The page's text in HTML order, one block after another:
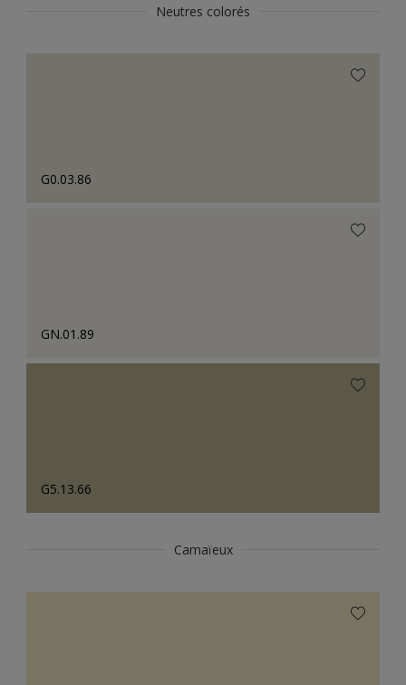
Neutres colorés
G0.03.86
GN.01.89
G5.13.66
Camaïeux